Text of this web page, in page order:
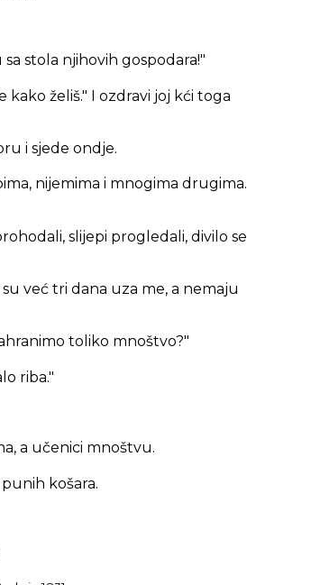
stola njihovih gospodara!"
kako želiš." I ozdravi joj kći toga
i sjede ondje.
nijemima i mnogima drugima.
slijepi progledali, divilo se
već tri dana uza me, a nemaju
toliko mnoštvo?"
riba."
a učenici mnoštvu.
košara.